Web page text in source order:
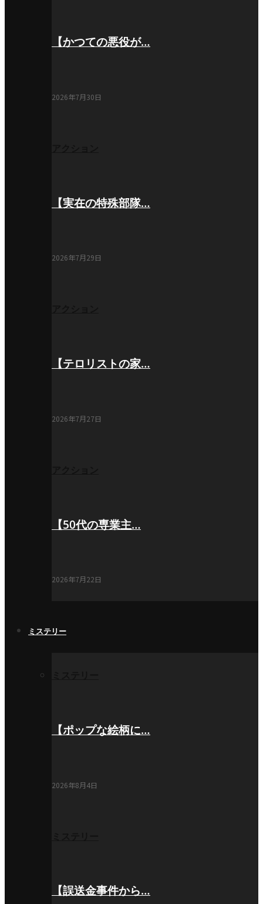
【かつての悪役が…
2026年7月30日
【実在の特殊部隊…
2026年7月29日
【テロリストの家…
2026年7月27日
【50代の専業主…
2026年7月22日
ミステリー
【ポップな絵柄に…
2026年8月4日
【誤送金事件から…